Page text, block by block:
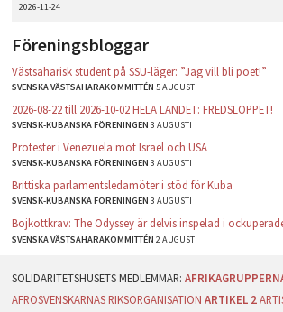
2026-11-24
Föreningsbloggar
Västsaharisk student på SSU-läger: ”Jag vill bli poet!”
SVENSKA VÄSTSAHARAKOMMITTÉN5 AUGUSTI
2026-08-22 till 2026-10-02 HELA LANDET: FREDSLOPPET!
SVENSK-KUBANSKA FÖRENINGEN3 AUGUSTI
Protester i Venezuela mot Israel och USA
SVENSK-KUBANSKA FÖRENINGEN3 AUGUSTI
Brittiska parlamentsledamöter i stöd för Kuba
SVENSK-KUBANSKA FÖRENINGEN3 AUGUSTI
Bojkottkrav: The Odyssey är delvis inspelad i
SVENSKA VÄSTSAHARAKOMMITTÉN2 AUGUSTI
AFROSVENSKARNAS RIKSORGANISATION ARTIKEL 2